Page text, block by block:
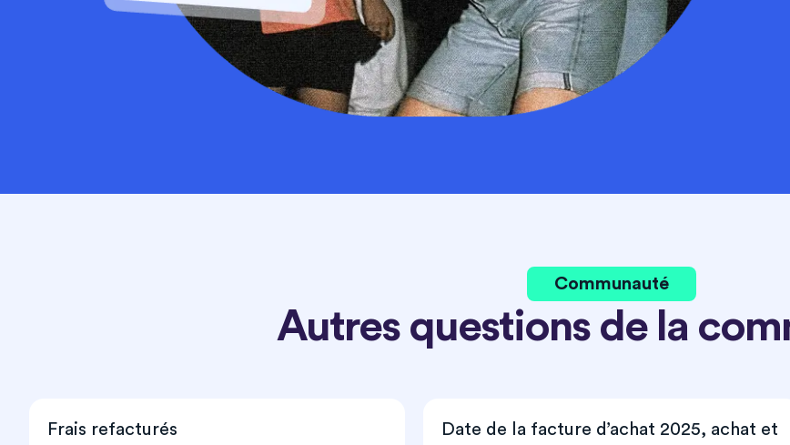
Communauté
Autres questions de la
Frais refacturés
Date de la facture d’achat 2025, achat et